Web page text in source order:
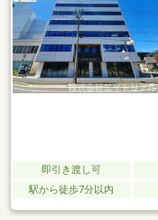
即引き渡し可
駅から徒歩7分以内